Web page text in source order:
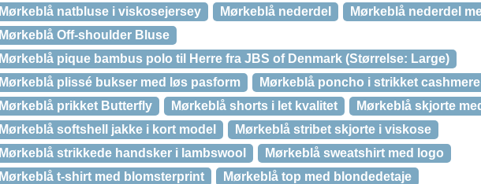
Mørkeblå natbluse i viskosejersey
Mørkeblå nederdel
Mørkeblå nederdel
Mørkeblå Off-shoulder Bluse
Mørkeblå pique bambus polo til Herre fra JBS of Denmark (Størrelse: Large)
Mørkeblå plissé bukser med løs pasform
Mørkeblå poncho i strikket cashmere
Mørkeblå prikket Butterfly
Mørkeblå shorts i let kvalitet
Mørkeblå skjorte
Mørkeblå softshell jakke i kort model
Mørkeblå stribet skjorte i viskose
Mørkeblå strikkede handsker i lambswool
Mørkeblå sweatshirt med logo
Mørkeblå t-shirt med blomsterprint
Mørkeblå top med blondedetaje